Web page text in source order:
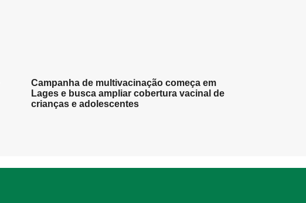
Campanha de multivacinação começa em
Lages e busca ampliar cobertura vacinal de
crianças e adolescentes